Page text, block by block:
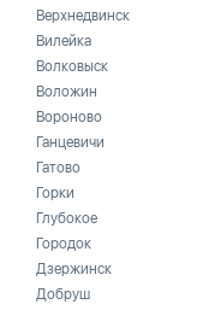
Верхнедвинск
Вилейка
Волковыск
Воложин
Вороново
Ганцевичи
Гатово
Горки
Глубокое
Городок
Дзержинск
Добруш